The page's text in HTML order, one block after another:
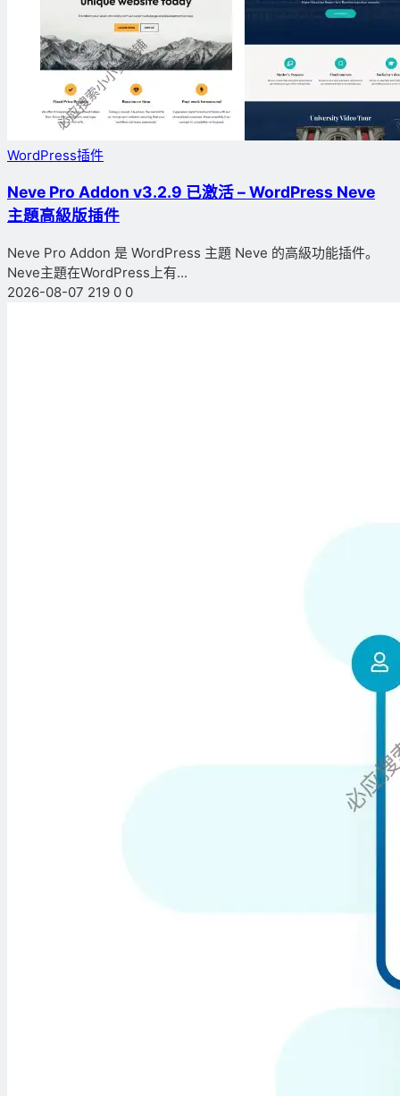
WordPress插件
Neve Pro Addon v3.2.9 已激活 – WordPress Neve
主題高級版插件
Neve Pro Addon 是 WordPress 主題 Neve 的高級功能插件。
Neve主題在WordPress上有...
2026-08-07 219 0 0